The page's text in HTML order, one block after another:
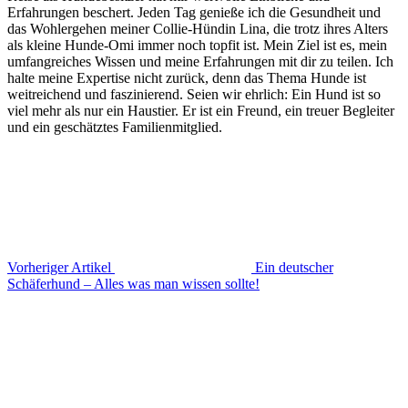
Erfahrungen beschert. Jeden Tag genieße ich die Gesundheit und
das Wohlergehen meiner Collie-Hündin Lina, die trotz ihres Alters
als kleine Hunde-Omi immer noch topfit ist. Mein Ziel ist es, mein
umfangreiches Wissen und meine Erfahrungen mit dir zu teilen. Ich
halte meine Expertise nicht zurück, denn das Thema Hunde ist
weitreichend und faszinierend. Seien wir ehrlich: Ein Hund ist so
viel mehr als nur ein Haustier. Er ist ein Freund, ein treuer Begleiter
und ein geschätztes Familienmitglied.
Vorheriger Artikel
Ein deutscher
Schäferhund – Alles was man wissen sollte!